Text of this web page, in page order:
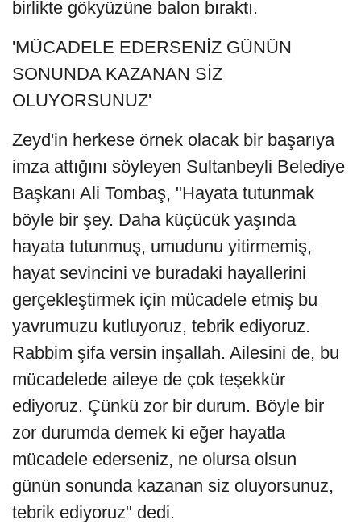
birlikte gökyüzüne balon bıraktı.
'MÜCADELE EDERSENİZ GÜNÜN
SONUNDA KAZANAN SİZ
OLUYORSUNUZ'
Zeyd'in herkese örnek olacak bir başarıya
imza attığını söyleyen Sultanbeyli Belediye
Başkanı Ali Tombaş, "Hayata tutunmak
böyle bir şey. Daha küçücük yaşında
hayata tutunmuş, umudunu yitirmemiş,
hayat sevincini ve buradaki hayallerini
gerçekleştirmek için mücadele etmiş bu
yavrumuzu kutluyoruz, tebrik ediyoruz.
Rabbim şifa versin inşallah. Ailesini de, bu
mücadelede aileye de çok teşekkür
ediyoruz. Çünkü zor bir durum. Böyle bir
zor durumda demek ki eğer hayatla
mücadele ederseniz, ne olursa olsun
günün sonunda kazanan siz oluyorsunuz,
tebrik ediyoruz" dedi.